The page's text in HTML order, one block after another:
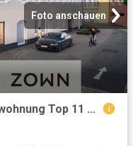
Foto anschauen
Das Maitz Haus 3 Zimmer Mietwohnung Top 11 mit Balkon